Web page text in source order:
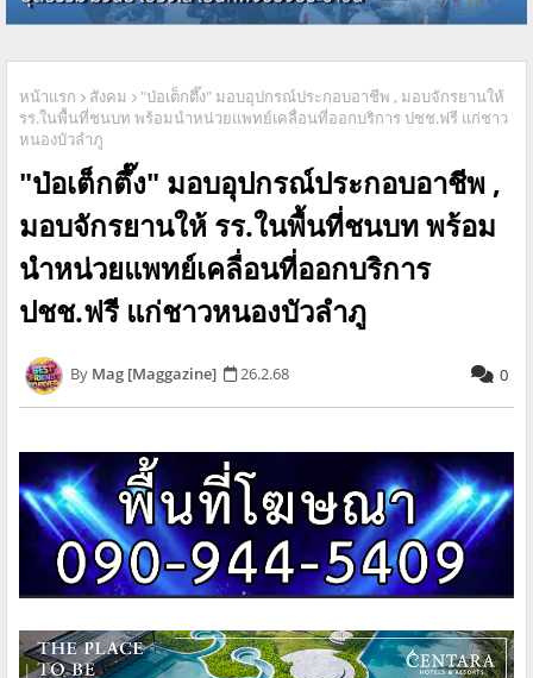
หน้าแรก สังคม
"ป่อเต็กตึ๊ง" มอบอุปกรณ์ประกอบอาชีพ , มอบจักรยานให้
รร.ในพื้นที่ชนบท พร้อมนำหน่วยแพทย์เคลื่อนที่ออกบริการ ปชช.ฟรี แก่ชาว
หนองบัวลำภู
"ป่อเต็กตึ๊ง" มอบอุปกรณ์ประกอบอาชีพ ,
มอบจักรยานให้ รร.ในพื้นที่ชนบท พร้อม
นำหน่วยแพทย์เคลื่อนที่ออกบริการ
ปชช.ฟรี แก่ชาวหนองบัวลำภู
Mag [Maggazine] 26.2.68 0